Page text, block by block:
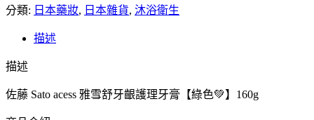
購】
藤
acess
雅
雪
分類: 日本藥妝, 日本雜貨, 沐浴衛生
描述
描述
佐藤 Sato acess 雅雪舒牙齦護理牙膏【綠色💚】160g